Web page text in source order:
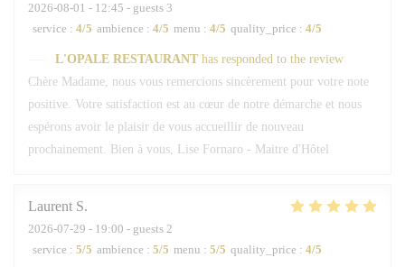
2026-08-01 - 12:45 - guests 3
service : 4/5 ambience : 4/5 menu : 4/5 quality_price : 4/5
L'OPALE RESTAURANT has responded to the review
Chère Madame, nous vous remercions sincèrement pour votre note
positive. Votre satisfaction est au cœur de notre démarche et nous
espérons avoir le plaisir de vous accueillir de nouveau
prochainement. Bien à vous, Lise Fornaro - Maitre d'Hôtel
Laurent S
2026-07-29 - 19:00 - guests 2
service : 5/5 ambience : 5/5 menu : 5/5 quality_price : 4/5